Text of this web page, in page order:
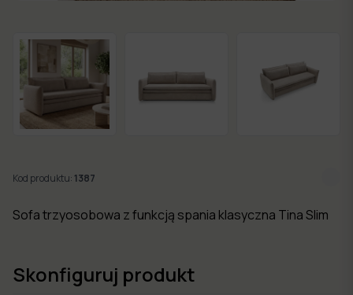
dni
Nowości
Kolekcje
mebli
Kod produktu:1387
Sofa trzyosobowa z funkcją spania klasyczna Tina Slim
Skonfiguruj produkt